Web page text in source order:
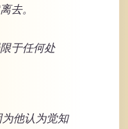
去。
于任何处
为他认为觉知